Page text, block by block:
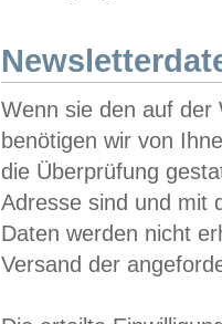
Wenn sie den auf der
benötigen wir von
die Überprüfung
Adresse sind und mit
Daten werden nicht
Versand der